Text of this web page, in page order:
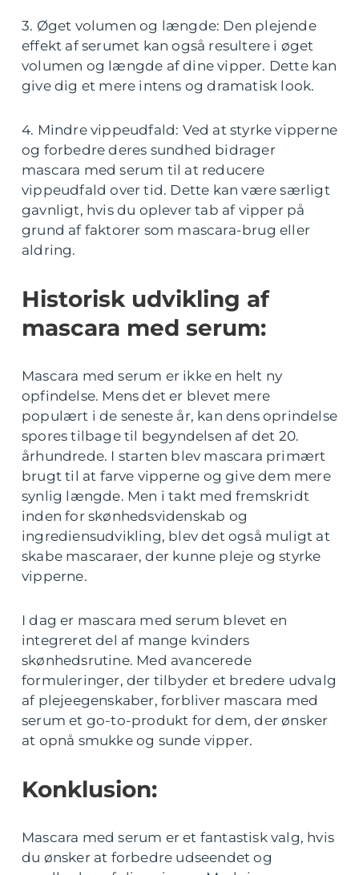
3. Øget volumen og længde: Den plejende
effekt af serumet kan også resultere i øget
volumen og længde af dine vipper. Dette kan
give dig et mere intens og dramatisk look.
4. Mindre vippeudfald: Ved at styrke vipperne
og forbedre deres sundhed bidrager
mascara med serum til at reducere
vippeudfald over tid. Dette kan være særligt
gavnligt, hvis du oplever tab af vipper på
grund af faktorer som mascara-brug eller
aldring.
Historisk udvikling af
mascara med serum:
Mascara med serum er ikke en helt ny
opfindelse. Mens det er blevet mere
populært i de seneste år, kan dens oprindelse
spores tilbage til begyndelsen af det 20.
århundrede. I starten blev mascara primært
brugt til at farve vipperne og give dem mere
synlig længde. Men i takt med fremskridt
inden for skønhedsvidenskab og
ingrediensudvikling, blev det også muligt at
skabe mascaraer, der kunne pleje og styrke
vipperne.
I dag er mascara med serum blevet en
integreret del af mange kvinders
skønhedsrutine. Med avancerede
formuleringer, der tilbyder et bredere udvalg
af plejeegenskaber, forbliver mascara med
serum et go-to-produkt for dem, der ønsker
at opnå smukke og sunde vipper.
Konklusion:
Mascara med serum er et fantastisk valg, hvis
du ønsker at forbedre udseendet og